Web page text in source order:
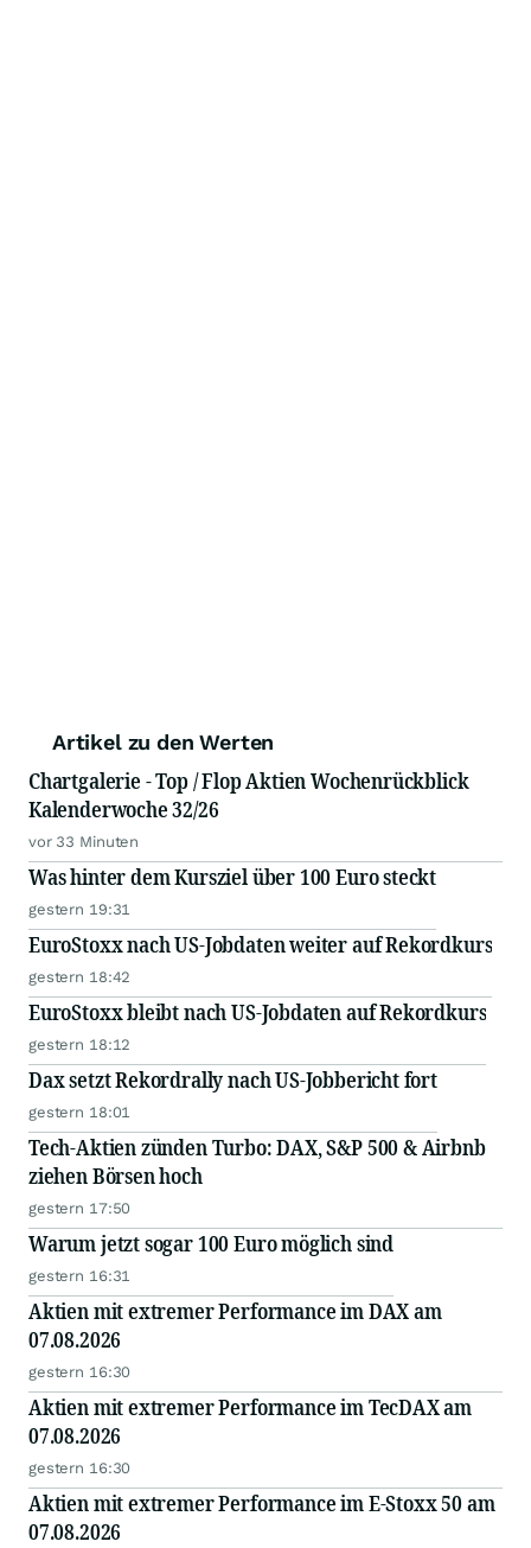
Artikel zu den Werten
Chartgalerie - Top / Flop Aktien Wochenrückblick
Kalenderwoche 32/26
vor 33 Minuten
Was hinter dem Kursziel über 100 Euro steckt
gestern 19:31
EuroStoxx nach US-Jobdaten weiter auf Rekordkurs
gestern 18:42
EuroStoxx bleibt nach US-Jobdaten auf Rekordkurs
gestern 18:12
Dax setzt Rekordrally nach US-Jobbericht fort
gestern 18:01
Tech-Aktien zünden Turbo: DAX, S&P 500 & Airbnb
ziehen Börsen hoch
gestern 17:50
Warum jetzt sogar 100 Euro möglich sind
gestern 16:31
Aktien mit extremer Performance im DAX am
07.08.2026
gestern 16:30
Aktien mit extremer Performance im TecDAX am
07.08.2026
gestern 16:30
Aktien mit extremer Performance im E-Stoxx 50 am
07.08.2026